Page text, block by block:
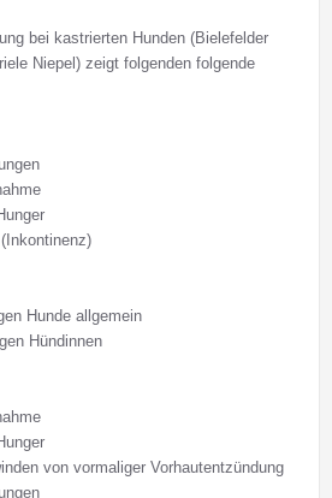
bei kastrierten Hunden (Bielefelder
Niepel) zeigt folgenden folgende
Hunde allgemein
Hündinnen
von vormaliger Vorhautentzündung